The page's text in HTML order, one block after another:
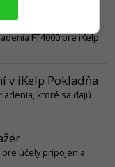
Pokladňa
FT4000 pre iKelp
v iKelp Pokladňa
ktoré sa dajú
pre účely pripojenia